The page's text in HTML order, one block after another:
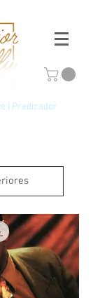
| Predicador